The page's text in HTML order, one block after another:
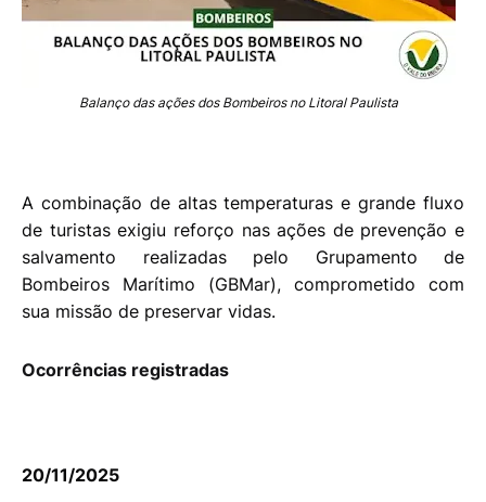
Balanço das ações dos Bombeiros no Litoral Paulista
A combinação de altas temperaturas e grande fluxo
de turistas exigiu reforço nas ações de prevenção e
salvamento realizadas pelo Grupamento de
Bombeiros Marítimo (GBMar), comprometido com
sua missão de preservar vidas.
Ocorrências registradas
20/11/2025